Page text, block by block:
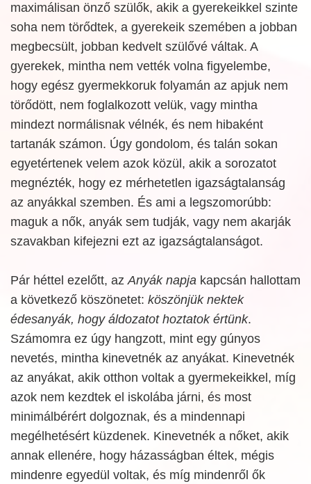
maximálisan önző szülők, akik a gyerekeikkel szinte
soha nem törődtek, a gyerekeik szemében a jobban
megbecsült, jobban kedvelt szülővé váltak. A
gyerekek, mintha nem vették volna figyelembe,
hogy egész gyermekkoruk folyamán az apjuk nem
törődött, nem foglalkozott velük, vagy mintha
mindezt normálisnak vélnék, és nem hibaként
tartanák számon. Úgy gondolom, és talán sokan
egyetértenek velem azok közül, akik a sorozatot
megnézték, hogy ez mérhetetlen igazságtalanság
az anyákkal szemben. És ami a legszomorúbb:
maguk a nők, anyák sem tudják, vagy nem akarják
szavakban kifejezni ezt az igazságtalanságot.
Pár héttel ezelőtt, azAnyák napja kapcsán hallottam
a következő köszönetet: köszönjük nektek
édesanyák, hogy áldozatot hoztatok értünk.
Számomra ez úgy hangzott, mint egy gúnyos
nevetés, mintha kinevetnék az anyákat. Kinevetnék
az anyákat, akik otthon voltak a gyermekeikkel, míg
azok nem kezdtek el iskolába járni, és most
minimálbérért dolgoznak, és a mindennapi
megélhetésért küzdenek. Kinevetnék a nőket, akik
annak ellenére, hogy házasságban éltek, mégis
mindenre egyedül voltak, és míg mindenről ők